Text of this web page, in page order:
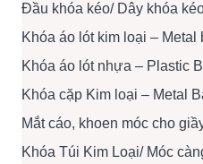
Đầu khóa kéo/ Dây khóa
Khóa áo lót kim loại – Metal
Khóa áo lót nhựa – Plastic
Khóa cặp Kim loại – Metal
Mắt cáo, khoen móc cho
Khóa Túi Kim Loại/ Móc